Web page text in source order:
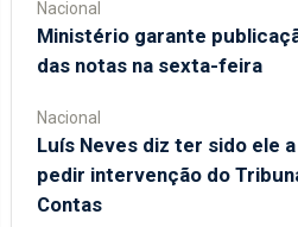
Nacional
Ministério garante
das notas na sexta-feira
Nacional
Luís Neves diz ter sido ele a
pedir intervenção do
Contas